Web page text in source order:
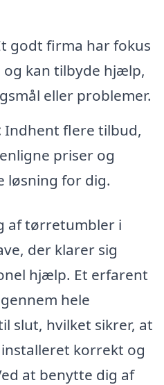
godt firma har fokus
og kan tilbyde hjælp,
eller problemer.
Indhent flere tilbud,
priser og
løsning for dig.
af tørretumbler i
der klarer sig
hjælp. Et erfarent
hele
slut, hvilket sikrer, at
korrekt og
at benytte dig af